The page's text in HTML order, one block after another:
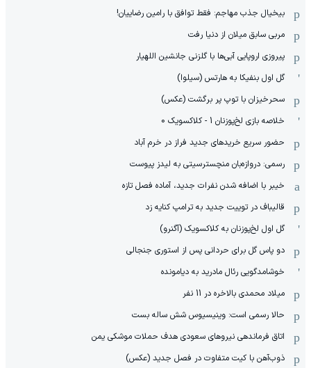
بیخیال جذب مهاجم: فقط توافق با رامین رضاییان!
مربی سابق میلان از دنیا رفت
پیروزی اروپایی آبی‌ها با گلزنی جانشین اللهیار
گل اول بنفیکا به هارتس (سیلوا)
سحرخیزان با توپ پر برگشت (عکس)
خلاصه بازی لخ‌پوزنان 1 - کلاکسویک 0
حضور سریع خریدهای جدید فراز در خرم آباد
رسمی: دروازه‌بان منچسترسیتی به لیدز پیوست
خیبر با اضافه شدن نفرات جدید، آماده فصل تازه
قالیباف در توییت جدید به ترامپ کنایه زد
گل اول لخ‌پوزنان به کلاکسویک (آگنرو)
دو پاس گل برای حردانی پس از استوری جنجالی
خوشامدگویی رئال مادرید به دیامونده
میلاد محمدی بالاخره در 11 نفر
حالا رسمی است: وینیسیوس شش ساله بست
اتاق فرماندهی نیروهای سعودی هدف حملات موشکی یمن
ذوب‌آهن با کیت متفاوت در فصل جدید (عکس)